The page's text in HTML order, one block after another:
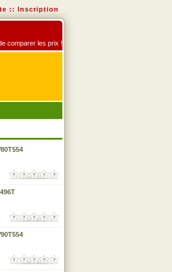
:: Inscription
comparer les prix !